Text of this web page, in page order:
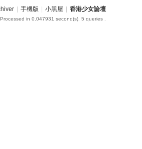
手機版 小黑屋 香港少女論壇
Processed in 0.047931 second(s), 5 queries .